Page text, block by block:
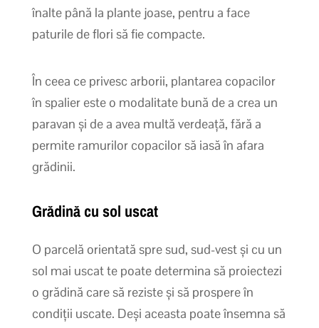
înalte până la plante joase, pentru a face
paturile de flori să fie compacte.
În ceea ce privesc arborii, plantarea copacilor
în spalier este o modalitate bună de a crea un
paravan și de a avea multă verdeață, fără a
permite ramurilor copacilor să iasă în afara
grădinii.
Grădină cu sol uscat
O parcelă orientată spre sud, sud-vest și cu un
sol mai uscat te poate determina să proiectezi
o grădină care să reziste și să prospere în
condiții uscate. Deși aceasta poate însemna să